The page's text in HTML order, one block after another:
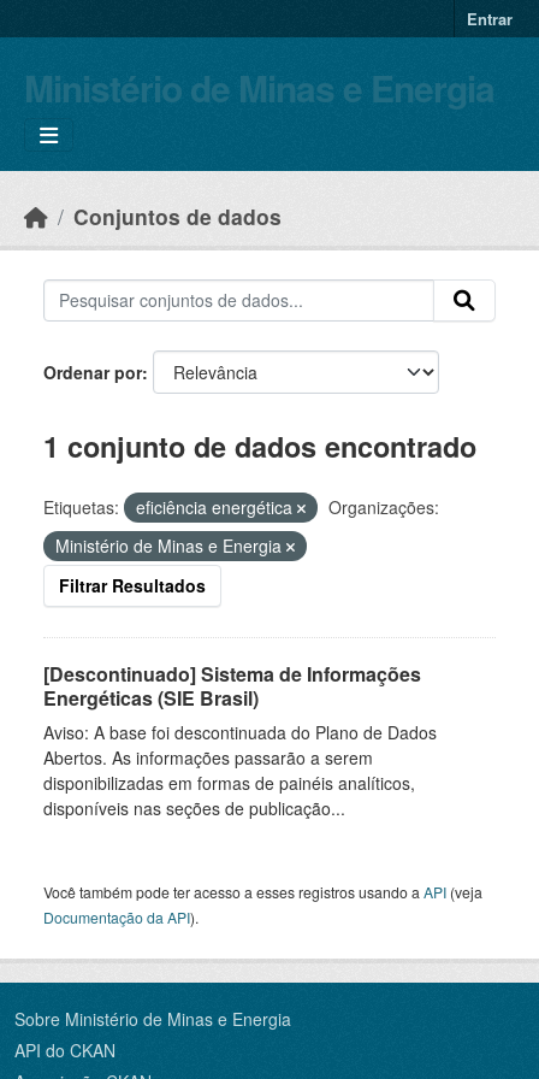
Entrar
Ministério de Minas e Energia
Conjuntos de dados
Ordenar por
1 conjunto de dados encontrado
Etiquetas: eficiência energética
Organizações:
Ministério de Minas e Energia
Filtrar Resultados
[Descontinuado] Sistema de Informações
Energéticas (SIE Brasil)
Aviso: A base foi descontinuada do Plano de Dados
Abertos. As informações passarão a serem
disponibilizadas em formas de painéis analíticos,
disponíveis nas seções de publicação...
Você também pode ter acesso a esses registros usando a API (veja
Documentação da API).
Sobre Ministério de Minas e Energia
API do CKAN